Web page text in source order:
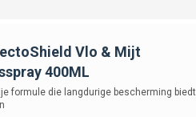
Vlo & Mijt
400ML
formule die langdurige bescherming biedt